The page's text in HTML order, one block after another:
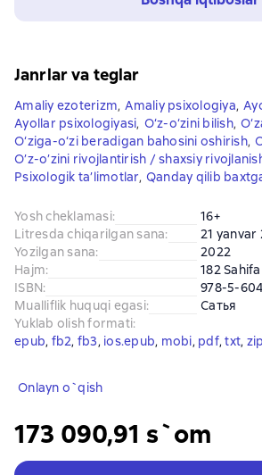
Janrlar va teglar
Amaliy ezoterizm, Amaliy psixologiya,
Ayollar psixologiyasi, O‘z-o‘zini bilish,
O‘ziga-o‘zi beradigan bahosini oshirish,
O’z-o’zini rivojlantirish / shaxsiy
Psixologik ta’limotlar, Qanday qilib
Yosh cheklamasi:
16+
Litresda chiqarilgan sana:
21 yanvar
Yozilgan sana:
2022
Hajm:
182
ISBN:
978-5-
Mualliflik huquqi egasi:
Сатья
Yuklab olish formati:
epub, fb2, fb3, ios.epub, mobi, pdf, txt, zip
Onlayn o`qish
173 090,91 s`om